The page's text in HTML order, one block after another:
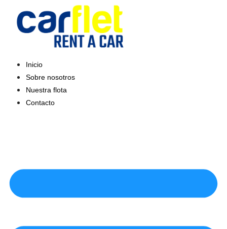
contenido
Inicio
Sobre nosotros
Nuestra flota
Contacto